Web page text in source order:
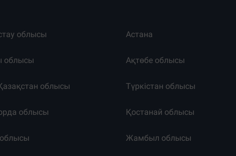
облысы Астана
облысы Ақтөбе облысы
облысы Түркістан облысы
облысы Қостанай облысы
Жамбыл облысы